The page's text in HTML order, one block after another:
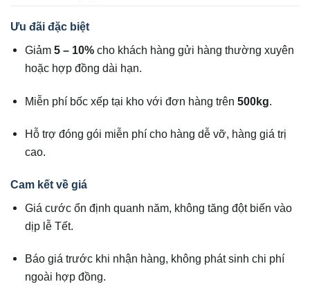
Ưu đãi đặc biệt
Giảm5 – 10% cho khách hàng gửi hàng thường xuyên
hoặc hợp đồng dài hạn.
Miễn phí bốc xếp tại kho với đơn hàng trên500kg.
Hỗ trợ đóng gói miễn phí cho hàng dễ vỡ, hàng giá trị
cao.
Cam kết về giá
Giá cước ổn định quanh năm, không tăng đột biến vào
dịp lễ Tết.
Báo giá trước khi nhận hàng, không phát sinh chi phí
ngoài hợp đồng.